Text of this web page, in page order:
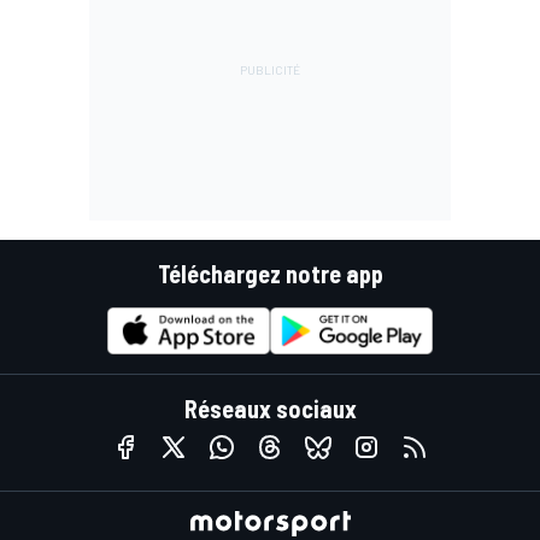
Téléchargez notre app
Réseaux sociaux